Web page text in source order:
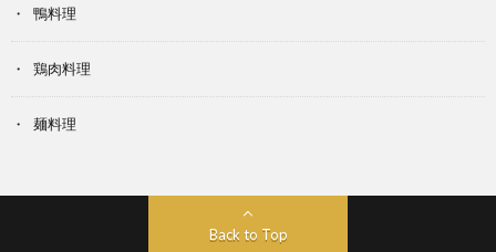
鴨料理
鶏肉料理
麺料理
Back to Top